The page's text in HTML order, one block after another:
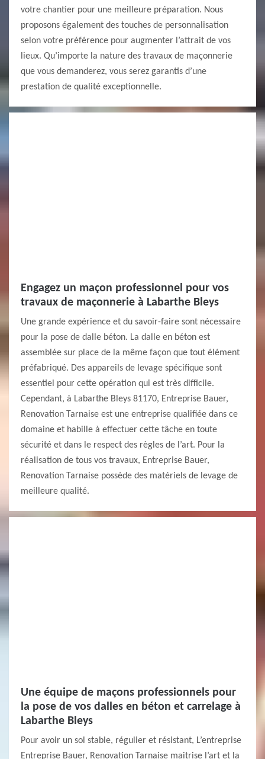
votre chantier pour une meilleure préparation. Nous
proposons également des touches de personnalisation
selon votre préférence pour augmenter l’attrait de vos
lieux. Qu’importe la nature des travaux de maçonnerie
que vous demanderez, vous serez garantis d’une
prestation de qualité exceptionnelle.
Engagez un maçon professionnel pour vos
travaux de maçonnerie à Labarthe Bleys
Une grande expérience et du savoir-faire sont nécessaire
pour la pose de dalle béton. La dalle en béton est
assemblée sur place de la même façon que tout élément
préfabriqué. Des appareils de levage spécifique sont
essentiel pour cette opération qui est très difficile.
Cependant, à Labarthe Bleys 81170, Entreprise Bauer,
Renovation Tarnaise est une entreprise qualifiée dans ce
domaine et habille à effectuer cette tâche en toute
sécurité et dans le respect des règles de l’art. Pour la
réalisation de tous vos travaux, Entreprise Bauer,
Renovation Tarnaise possède des matériels de levage de
meilleure qualité.
Une équipe de maçons professionnels pour
la pose de vos dalles en béton et carrelage à
Labarthe Bleys
Pour avoir un sol stable, régulier et résistant, L’entreprise
Entreprise Bauer, Renovation Tarnaise maitrise l’art et la